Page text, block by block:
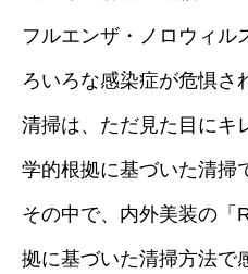
フルエンザ・ノロウィル
ろいろな感染症が危惧さ
清掃は、ただ見た目にキ
学的根拠に基づいた清掃
その中で、内外美装の「
拠に基づいた清掃方法で